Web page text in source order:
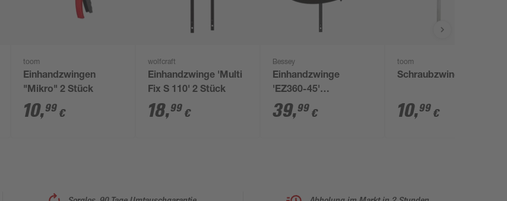
toom
Einhandzwingen
"Mikro" 2 Stück
10,99 €
wolfcraft
Einhandzwinge 'Multi
Fix S 110' 2 Stück
18,99 €
Bessey
Einhandzwinge
'EZ360-45'
Spreizweite vorn 195-
615 mm
39,99 €
toom
Schraubzwinge
10,99 €